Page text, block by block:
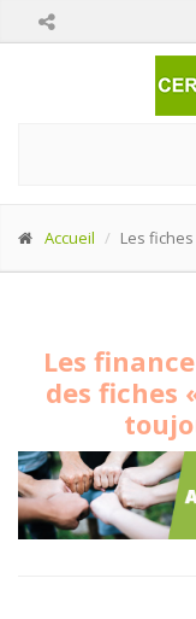
Accueil Les
Les
des fiches